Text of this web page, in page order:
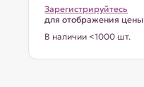
Зарегистрируйтесь
для отображения цены
В наличии <1000 шт.